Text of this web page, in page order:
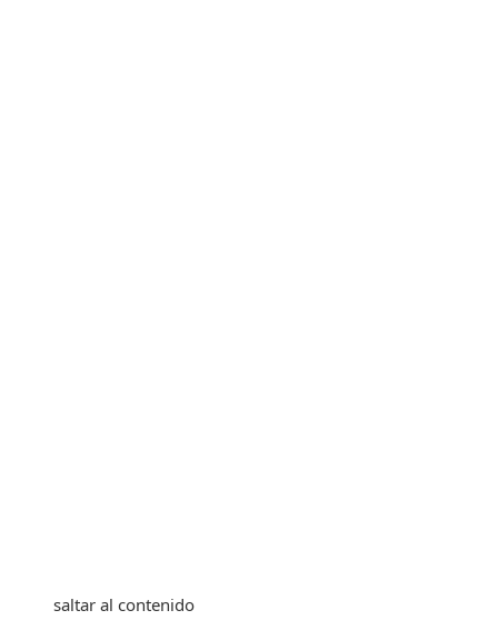
saltar al contenido